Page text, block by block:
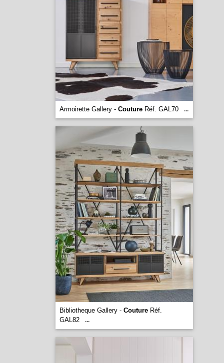
Armoirette Gallery - CoutureRéf. GAL70 ...
Bibliotheque Gallery - CoutureRéf.
GAL82
...